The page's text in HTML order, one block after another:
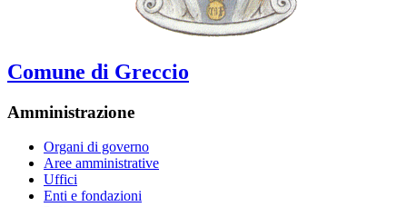
Comune di Greccio
Amministrazione
Organi di governo
Aree amministrative
Uffici
Enti e fondazioni